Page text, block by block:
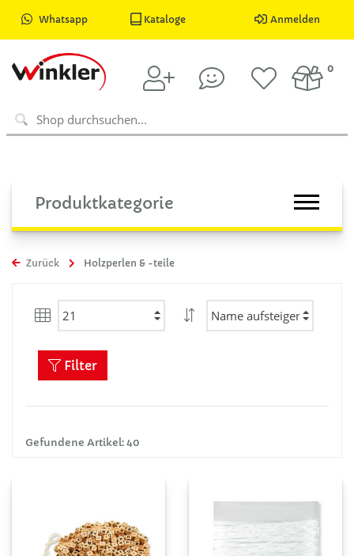
Whatsapp Kataloge Anmelden
0
Produktkategorie
Zurück Holzperlen & -teile
Gefundene Artikel: 40
Filter